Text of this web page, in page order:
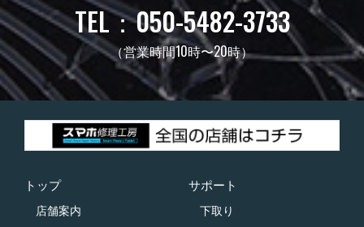
TEL：050-5482-3733
（営業時間10時〜20時）
トップ
店舗案内
サポート
下取り